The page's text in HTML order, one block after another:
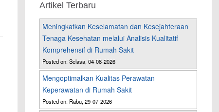
Artikel Terbaru
Meningkatkan Keselamatan dan Kesejahteraan
Tenaga Kesehatan melalui Analisis Kualitatif
Komprehensif di Rumah Sakit
Posted on: Selasa, 04-08-2026
Mengoptimalkan Kualitas Perawatan
Keperawatan di Rumah Sakit
Posted on: Rabu, 29-07-2026